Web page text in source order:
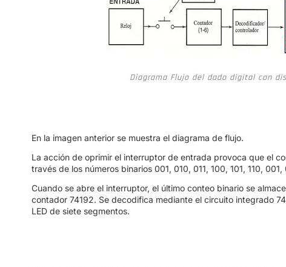
Diagrama Flujo del dado digital con
En la imagen anterior se muestra el diagrama de flujo.
La acción de oprimir el interruptor de entrada provoca que el
través de los números binarios 001, 010, 011, 100, 101, 110, 001,
Cuando se abre el interruptor, el último conteo binario se
contador 74192. Se decodifica mediante el circuito integrado
LED de siete segmentos.